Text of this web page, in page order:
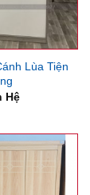
Lùa Tiện
Hệ